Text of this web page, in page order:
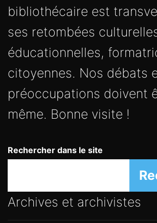
bibliothécaire est
ses retombées
éducationnelles,
citoyennes. Nos débats
préoccupations doivent
même. Bonne visite !
Rechercher dans le site
Archives et archivistes